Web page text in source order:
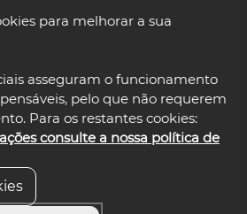
para melhorar a sua
asseguram o funcionamento
pelo que não requerem
Para os restantes cookies:
consulte a nossa política de
select language